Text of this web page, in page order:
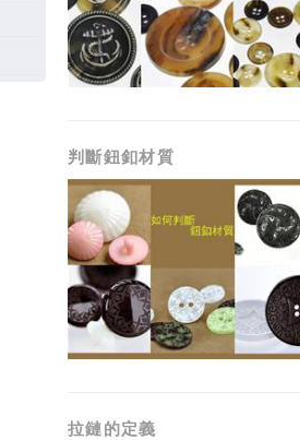
判斷鈕釦材質
拉鏈的定義